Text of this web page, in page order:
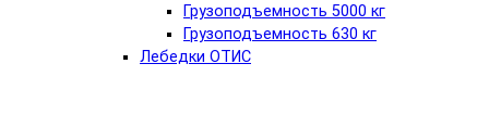
Грузоподъемность 5000 кг
Грузоподъемность 630 кг
Лебедки ОТИС